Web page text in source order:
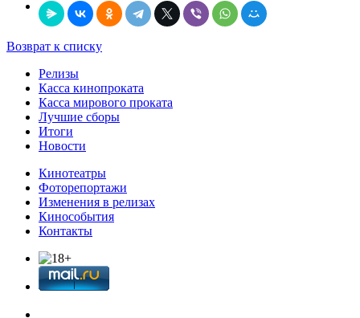
Возврат к списку
Релизы
Касса кинопроката
Касса мирового проката
Лучшие сборы
Итоги
Новости
Кинотеатры
Фоторепортажи
Изменения в релизах
Кинособытия
Контакты